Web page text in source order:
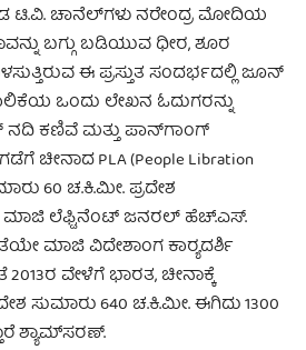
ಟಿ.ವಿ. ಚಾನೆಲ್‌ಗಳು ನರೇಂದ್ರ ಮೋದಿಯ
ಬಗ್ಗು ಬಡಿಯುವ ಧೀರ, ಶೂರ
ಈ ಪ್ರಸ್ತುತ ಸಂದರ್ಭದಲ್ಲಿ ಜೂನ್
ಒಂದು ಲೇಖನ ಓದುಗರನ್ನು
ನದಿ ಕಣಿವೆ ಮತ್ತು ಪಾನ್‌ಗಾಂಗ್
ಚೀನಾದ PLA (People Libration
60 ಚ.ಕಿ.ಮೀ. ಪ್ರದೇಶ
ಮಾಜಿ ಲೆಫ್ಟಿನೆಂಟ್ ಜನರಲ್ ಹೆಚ್.ಎಸ್.
ಮಾಜಿ ವಿದೇಶಾಂಗ ಕಾರ್‍ಯದರ್ಶಿ
ವೇಳೆಗೆ ಭಾರತ, ಚೀನಾಕ್ಕೆ
ಸುಮಾರು 640 ಚ.ಕಿ.ಮೀ. ಈಗಿದು 1300
ಶ್ಯಾಮ್‌ಸರಣ್.